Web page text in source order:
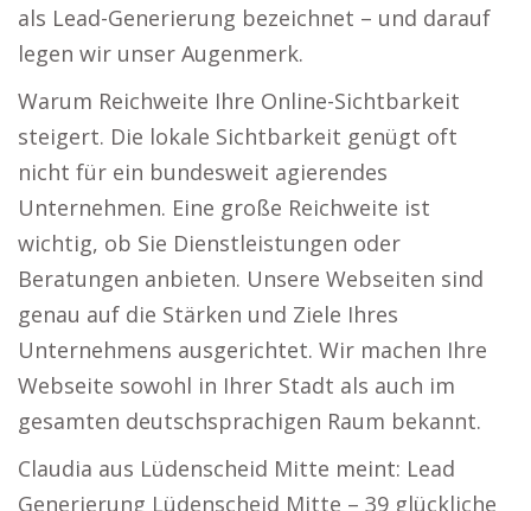
als Lead-Generierung bezeichnet – und darauf
legen wir unser Augenmerk.
Warum Reichweite Ihre Online-Sichtbarkeit
steigert. Die lokale Sichtbarkeit genügt oft
nicht für ein bundesweit agierendes
Unternehmen. Eine große Reichweite ist
wichtig, ob Sie Dienstleistungen oder
Beratungen anbieten. Unsere Webseiten sind
genau auf die Stärken und Ziele Ihres
Unternehmens ausgerichtet. Wir machen Ihre
Webseite sowohl in Ihrer Stadt als auch im
gesamten deutschsprachigen Raum bekannt.
Claudia aus Lüdenscheid Mitte meint: Lead
Generierung Lüdenscheid Mitte – 39 glückliche